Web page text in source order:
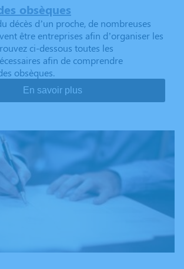
obsèques
décès d’un proche, de nombreuses
être entreprises afin d’organiser les
ci-dessous toutes les
afin de comprendre
obsèques.
En savoir plus